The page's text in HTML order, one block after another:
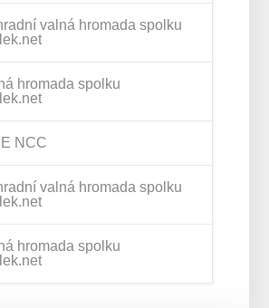
valná hromada spolku
hromada spolku
NCC
valná hromada spolku
hromada spolku